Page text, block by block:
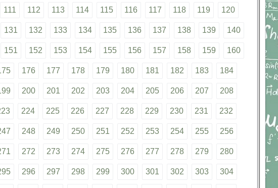
111 112 113 114 115 116 117 118 119 120
131 132 133 134 135 136 137 138 139 140
151 152 153 154 155 156 157 158 159 160
176 177 178 179 180 181 182 183 184
200 201 202 203 204 205 206 207 208
224 225 226 227 228 229 230 231 232
248 249 250 251 252 253 254 255 256
272 273 274 275 276 277 278 279 280
296 297 298 299 300 301 302 303 304